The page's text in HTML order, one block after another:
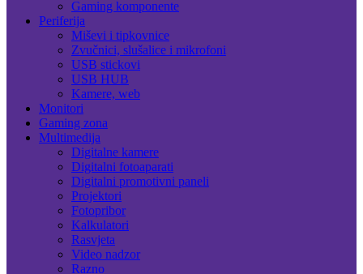
Gaming komponente
Periferija
Miševi i tipkovnice
Zvučnici, slušalice i mikrofoni
USB stickovi
USB HUB
Kamere, web
Monitori
Gaming zona
Multimedija
Digitalne kamere
Digitalni fotoaparati
Digitalni promotivni paneli
Projektori
Fotopribor
Kalkulatori
Rasvjeta
Video nadzor
Razno